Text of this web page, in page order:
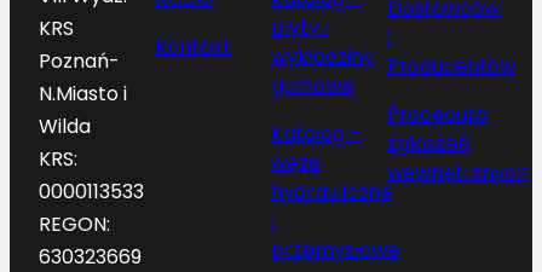
KRS
Poznań-
N.Miasto i
Wilda
KRS:
0000113533
REGON:
630323669
Kontakt
płyty i
wykładziny
gumowe
Katalog –
węże
hydrauliczne
i
przemysłowe
Dostawców
i
Producentów
Procedura
zgłoszeń
wewnętrznych